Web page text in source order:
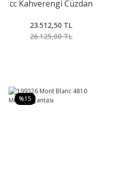
cc Kahverengi Cüzdan
23.512,50 TL
26.125,00 TL
%15